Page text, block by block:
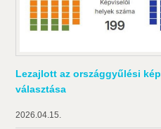
Lezajlott az országgyűlési
választása
2026.04.15.